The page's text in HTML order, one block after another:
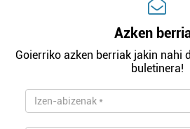
Azken
Goierriko azken berriak jakin nahi
buletinera!